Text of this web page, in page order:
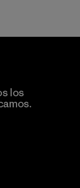
los